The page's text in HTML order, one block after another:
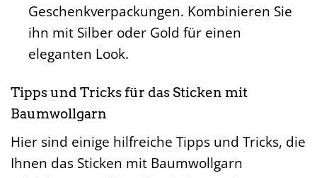
Geschenkverpackungen. Kombinieren Sie
ihn mit Silber oder Gold für einen
eleganten Look.
Tipps und Tricks für das Sticken mit
Baumwollgarn
Hier sind einige hilfreiche Tipps und Tricks, die
Ihnen das Sticken mit Baumwollgarn